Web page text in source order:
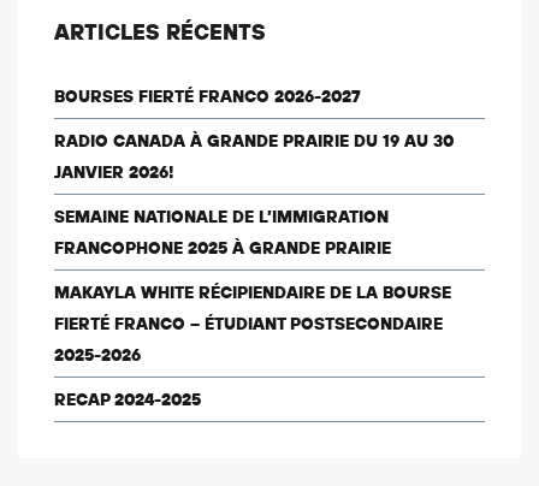
ARTICLES RÉCENTS
BOURSES FIERTÉ FRANCO 2026-2027
RADIO CANADA À GRANDE PRAIRIE DU 19 AU 30
JANVIER 2026!
SEMAINE NATIONALE DE L’IMMIGRATION
FRANCOPHONE 2025 À GRANDE PRAIRIE
MAKAYLA WHITE RÉCIPIENDAIRE DE LA BOURSE
FIERTÉ FRANCO – ÉTUDIANT POSTSECONDAIRE
2025-2026
RECAP 2024-2025